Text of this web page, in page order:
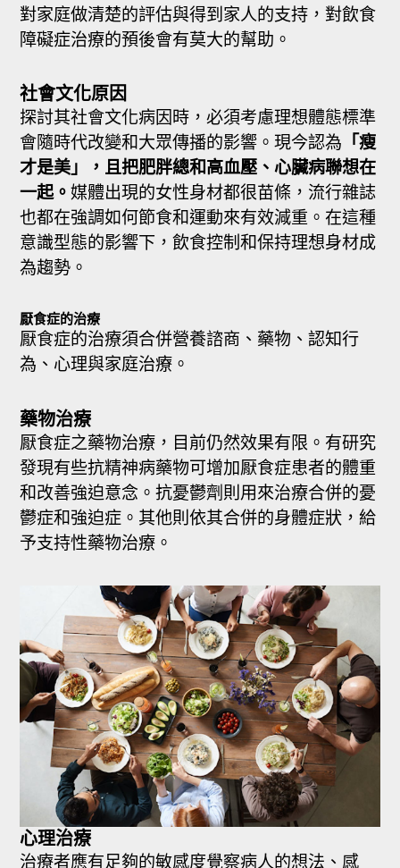
對家庭做清楚的評估與得到家人的支持，對飲食
障礙症治療的預後會有莫大的幫助。
社會文化原因
探討其社會文化病因時，必須考慮理想體態標準
會隨時代改變和大眾傳播的影響。現今認為 「瘦
才是美」，且把肥胖總和高血壓、心臟病聯想在
一起。媒體出現的女性身材都很苗條，流行雜誌
也都在強調如何節食和運動來有效減重。在這種
意識型態的影響下，飲食控制和保持理想身材成
為趨勢。
厭食症的治療
厭食症的治療須合併營養諮商、藥物、認知行
為、心理與家庭治療。
藥物治療
厭食症之藥物治療，目前仍然效果有限。有研究
發現有些抗精神病藥物可增加厭食症患者的體重
和改善強迫意念。抗憂鬱劑則用來治療合併的憂
鬱症和強迫症。其他則依其合併的身體症狀，給
予支持性藥物治療。
心理治療
治療者應有足夠的敏感度覺察病人的想法、感